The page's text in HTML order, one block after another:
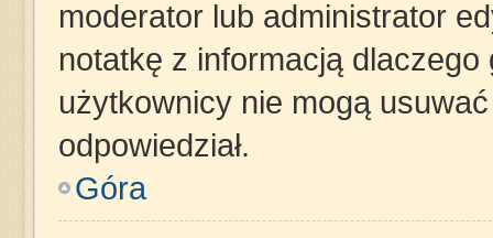
moderator lub administrator
notatkę z informacją
użytkownicy nie mogą
odpowiedział.
Góra